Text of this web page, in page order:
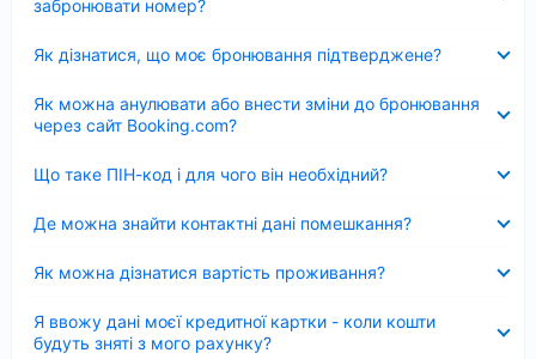
забронювати номер?
Як дізнатися, що моє бронювання підтверджене?
Як можна анулювати або внести зміни до бронювання
через сайт Booking.com?
Що таке ПІН-код і для чого він необхідний?
Де можна знайти контактні дані помешкання?
Як можна дізнатися вартість проживання?
Я ввожу дані моєї кредитної картки - коли кошти
будуть зняті з мого рахунку?